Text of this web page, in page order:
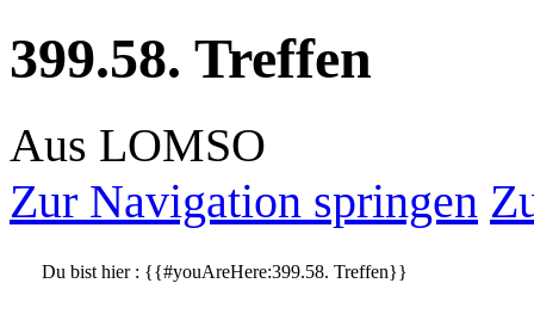
399.58. Treffen
Aus LOMSO
Zur Navigation springen
Du bist hier : {{#youAreHere:399.58. Treffen}}